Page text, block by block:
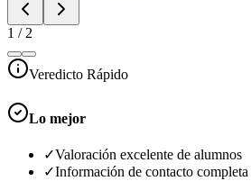
1 / 2
Veredicto Rápido
Lo mejor
✓Valoración excelente de alumnos
✓Información de contacto completa